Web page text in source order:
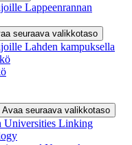
Lappeenrannan
seuraava valikkotaso
Lahden kampuksella
Avaa seuraava valikkotaso
Universities Linking